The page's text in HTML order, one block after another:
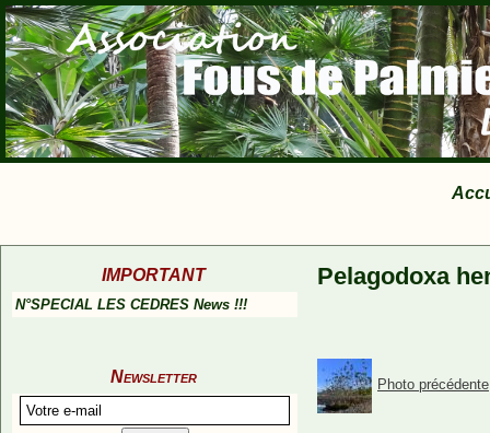
IMPORTANT
N°SPECIAL LES CEDRES News !!!
Newsletter
Pelagodoxa
Photo précédente